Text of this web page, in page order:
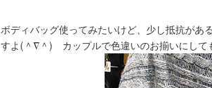
ボディバッグ使ってみたいけど、少し抵抗があ
すよ(＾∇＾) カップルで色違いのお揃いにし